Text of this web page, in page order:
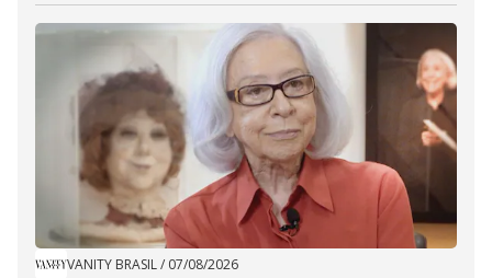
VANITY BRASIL/ 07/08/2026